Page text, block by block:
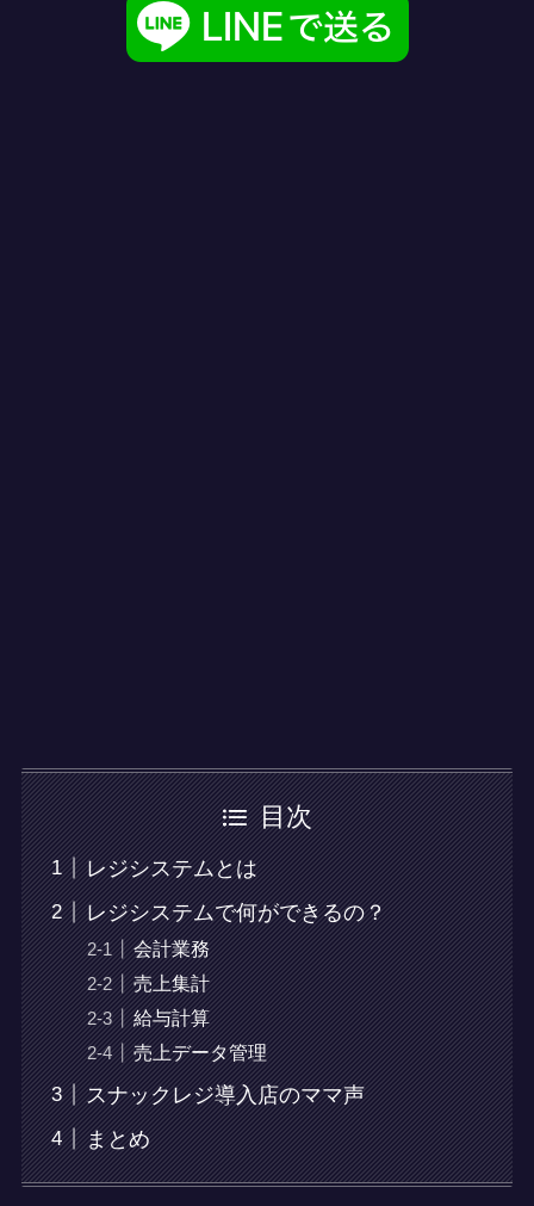
目次
レジシステムとは
レジシステムで何ができるの？
会計業務
売上集計
給与計算
売上データ管理
スナックレジ導入店のママ声
まとめ